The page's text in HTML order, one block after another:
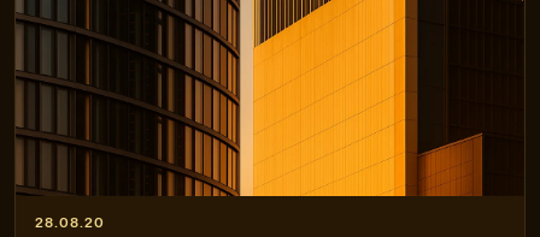
28.08.20